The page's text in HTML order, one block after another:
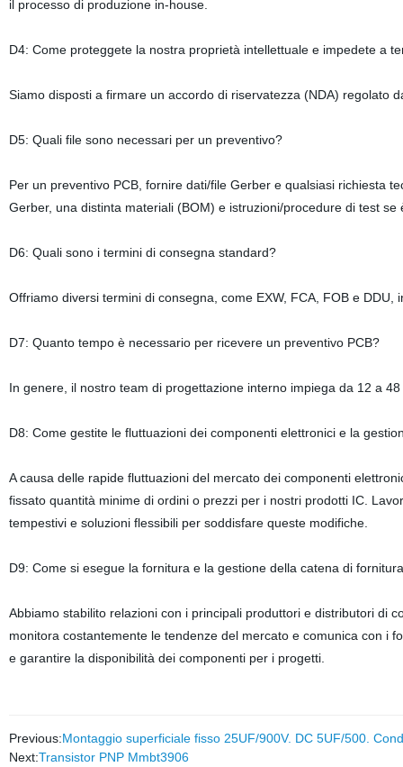
il processo di produzione in-house.
D4: Come proteggete la nostra proprietà intellettuale e impedete a
Siamo disposti a firmare un accordo di riservatezza (NDA) regolato
D5: Quali file sono necessari per un preventivo?
Per un preventivo PCB, fornire dati/file Gerber e qualsiasi richiesta
Gerber, una distinta materiali (BOM) e istruzioni/procedure di test
D6: Quali sono i termini di consegna standard?
Offriamo diversi termini di consegna, come EXW, FCA, FOB e DDU,
D7: Quanto tempo è necessario per ricevere un preventivo PCB?
In genere, il nostro team di progettazione interno impiega da 12 a
D8: Come gestite le fluttuazioni dei componenti elettronici e la
A causa delle rapide fluttuazioni del mercato dei componenti
fissato quantità minime di ordini o prezzi per i nostri prodotti IC.
tempestivi e soluzioni flessibili per soddisfare queste modifiche.
D9: Come si esegue la fornitura e la gestione della catena di
Abbiamo stabilito relazioni con i principali produttori e distributori di
monitora costantemente le tendenze del mercato e comunica con i
e garantire la disponibilità dei componenti per i progetti.
Previous:Montaggio superficiale fisso 25UF/900V. DC 5UF/500.
Next:Transistor PNP Mmbt3906